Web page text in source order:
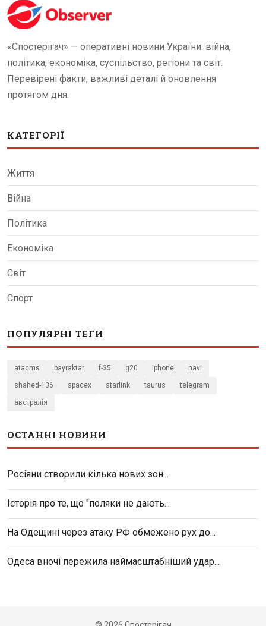
«Спостерігач» — оперативні новини України: війна,
політика, економіка, суспільство, регіони та світ.
Перевірені факти, важливі деталі й оновлення
протягом дня.
КАТЕГОРІЇ
Життя
Війна
Політика
Економіка
Світ
Спорт
ПОПУЛЯРНІ ТЕГИ
atacms bayraktar f-35 g20 iphone navi
shahed-136 spacex starlink taurus telegram
австралія
ОСТАННІ НОВИНИ
Росіяни створили кілька нових зон...
Історія про те, що "поляки не дають...
На Одещині через атаку РФ обмежено рух до...
Одеса вночі пережила наймасштабніший удар...